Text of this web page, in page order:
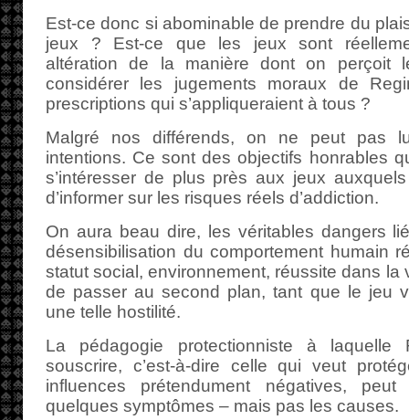
Est-ce donc si abominable de prendre du
jeux ? Est-ce que les jeux sont
altération de la manière dont on perçoit
considérer les jugements moraux de
prescriptions qui s’appliqueraient à tous ?
Malgré nos différends, on ne peut pas
intentions. Ce sont des objectifs honrables
s’intéresser de plus près aux jeux
d’informer sur les risques réels d’addiction.
On aura beau dire, les véritables dangers
désensibilisation du comportement humain
statut social, environnement, réussite dans la
de passer au second plan, tant que le jeu
une telle hostilité.
La pédagogie protectionniste à laquelle
souscrire, c’est-à-dire celle qui veut
influences prétendument négatives,
quelques symptômes – mais pas les causes.